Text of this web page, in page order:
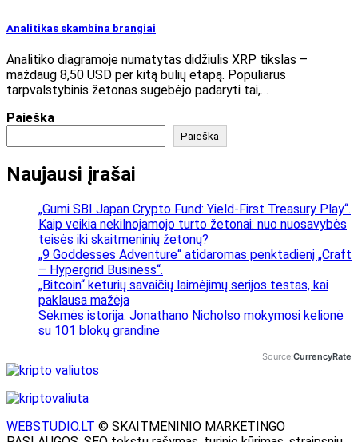
Analitikas skambina brangiai
Analitiko diagramoje numatytas didžiulis XRP tikslas –
maždaug 8,50 USD per kitą bulių etapą. Populiarus
tarpvalstybinis žetonas sugebėjo padaryti tai,…
Paieška
Paieška
Naujausi įrašai
„Gumi SBI Japan Crypto Fund: Yield-First Treasury Play“.
Kaip veikia nekilnojamojo turto žetonai: nuo nuosavybės
teisės iki skaitmeninių žetonų?
„9 Goddesses Adventure“ atidaromas penktadienį „Craft
– Hypergrid Business“.
„Bitcoin“ keturių savaičių laimėjimų serijos testas, kai
paklausa mažėja
Sėkmės istorija: Jonathano Nicholso mokymosi kelionė
su 101 blokų grandine
Source:CurrencyRate
WEBSTUDIO.LT © SKAITMENINIO MARKETINGO